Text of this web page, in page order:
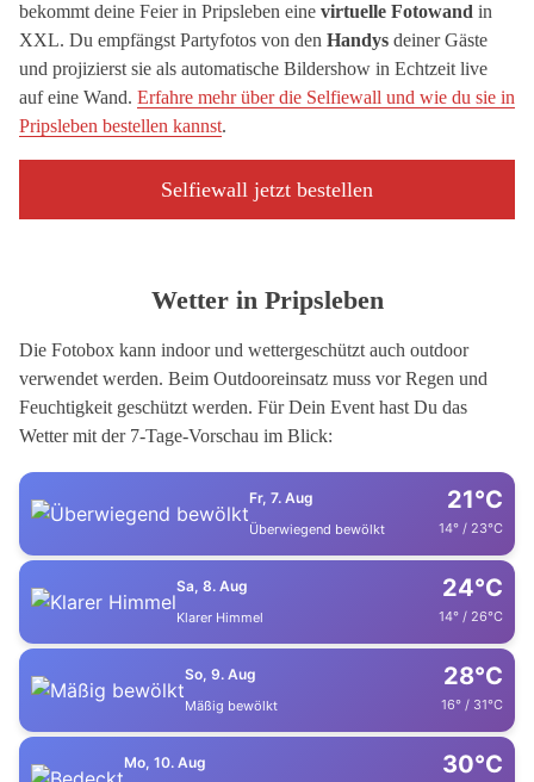
bekommt deine Feier in Pripsleben eine virtuelle Fotowand in
XXL. Du empfängst Partyfotos von den Handys deiner Gäste
und projizierst sie als automatische Bildershow in Echtzeit live
auf eine Wand. Erfahre mehr über die Selfiewall und wie du sie in
Pripsleben bestellen kannst.
Selfiewall jetzt bestellen
Wetter in Pripsleben
Die Fotobox kann indoor und wettergeschützt auch outdoor
verwendet werden. Beim Outdooreinsatz muss vor Regen und
Feuchtigkeit geschützt werden. Für Dein Event hast Du das
Wetter mit der 7-Tage-Vorschau im Blick:
Fr, 7. Aug
Überwiegend bewölkt
21°C
14° / 23°C
Sa, 8. Aug
Klarer Himmel
24°C
14° / 26°C
So, 9. Aug
Mäßig bewölkt
28°C
16° / 31°C
Mo, 10. Aug 30°C